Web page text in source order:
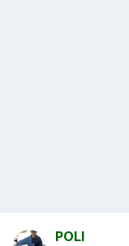
POLI